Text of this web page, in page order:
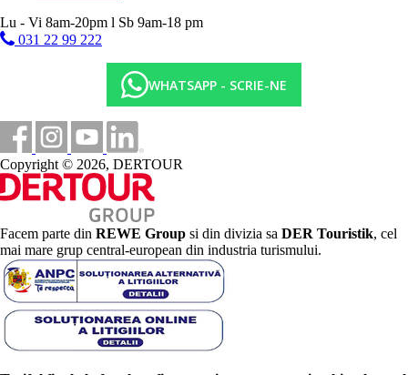
Lu - Vi 8am-20pm l Sb 9am-18 pm
031 22 99 222
WHATSAPP - SCRIE-NE
Copyright © 2026, DERTOUR
Facem parte din REWE Group si din divizia sa DER Touristik, cel
mai mare grup central-european din industria turismului.